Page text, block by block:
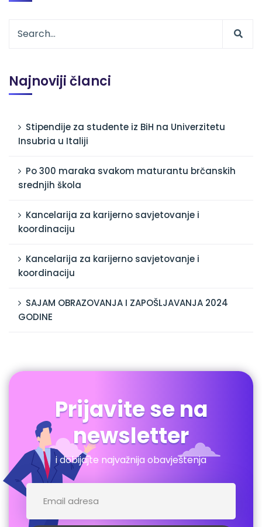
Najnoviji članci
Stipendije za studente iz BiH na Univerzitetu
Insubria u Italiji
Po 300 maraka svakom maturantu brčanskih
srednjih škola
Kancelarija za karijerno savjetovanje i
koordinaciju
Kancelarija za karijerno savjetovanje i
koordinaciju
SAJAM OBRAZOVANJA I ZAPOŠLJAVANJA 2024
GODINE
Prijavite se na
newsletter
i dobijajte najvažnija obavještenja